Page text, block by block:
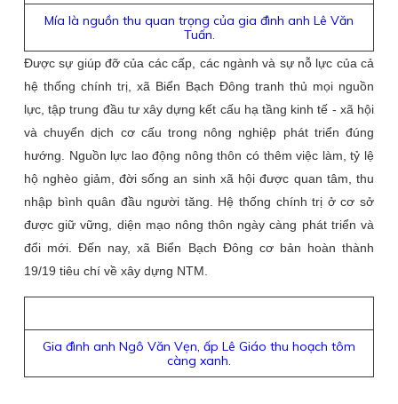
Mía là nguồn thu quan trọng của gia đình anh Lê Văn
Tuấn.
Được sự giúp đỡ của các cấp, các ngành và sự nỗ lực của cả
hệ thống chính trị, xã Biển Bạch Đông tranh thủ mọi nguồn
lực, tập trung đầu tư xây dựng kết cấu hạ tầng kinh tế - xã hội
và chuyển dịch cơ cấu trong nông nghiệp phát triển đúng
hướng. Nguồn lực lao động nông thôn có thêm việc làm, tỷ lệ
hộ nghèo giảm, đời sống an sinh xã hội được quan tâm, thu
nhập bình quân đầu người tăng. Hệ thống chính trị ở cơ sở
được giữ vững, diện mạo nông thôn ngày càng phát triển và
đổi mới. Đến nay, xã Biển Bạch Đông cơ bản hoàn thành
19/19 tiêu chí về xây dựng NTM.
Gia đình anh Ngô Văn Vẹn, ấp Lê Giáo thu hoạch tôm
càng xanh.